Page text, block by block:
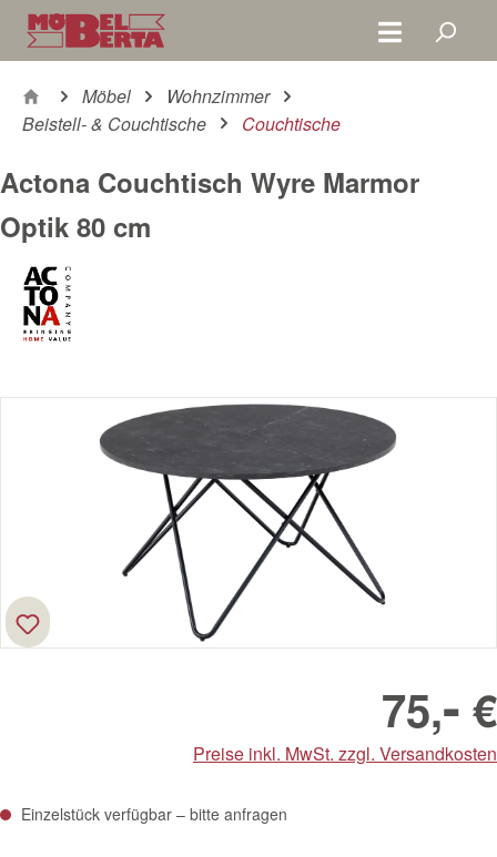
Zum Hauptinhalt springen
Möbel
Wohnzimmer
Beistell- & Couchtische
Couchtische
Actona Couchtisch Wyre Marmor
Optik 80 cm
Bildergalerie überspringen
75,- €
Preise inkl. MwSt. zzgl. Versandkosten
Einzelstück verfügbar – bitte anfragen